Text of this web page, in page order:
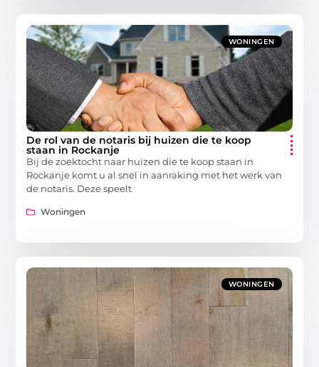
WONINGEN
De rol van de notaris bij huizen die te koop
staan in Rockanje
Bij de zoektocht naar huizen die te koop staan in
Rockanje komt u al snel in aanraking met het werk van
de notaris. Deze speelt
Woningen
WONINGEN